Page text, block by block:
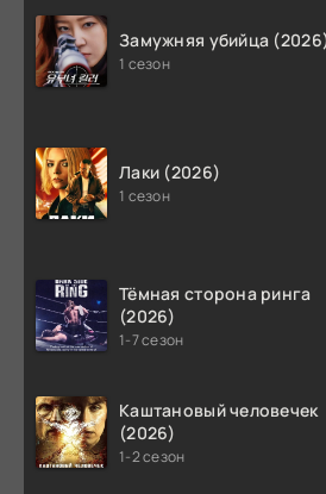
Замужняя убийца
1 сезон
Лаки (2026)
1 сезон
Тёмная сторона ринга
(2026)
1-7 сезон
Каштановый человечек
(2026)
1-2 сезон